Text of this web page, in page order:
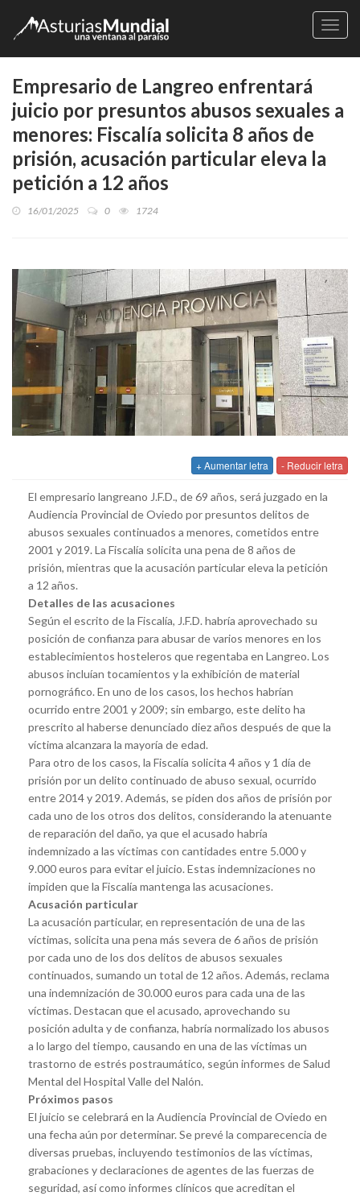
Empresario de Langreo enfrentará
juicio por presuntos abusos sexuales a
menores: Fiscalía solicita 8 años de
prisión, acusación particular eleva la
petición a 12 años
16/01/2025 0 1724
+ Aumentar letra - Reducir letra
El empresario langreano J.F.D., de 69 años, será juzgado en la
Audiencia Provincial de Oviedo por presuntos delitos de
abusos sexuales continuados a menores, cometidos entre
2001 y 2019. La Fiscalía solicita una pena de 8 años de
prisión, mientras que la acusación particular eleva la petición
a 12 años.
Detalles de las acusaciones
Según el escrito de la Fiscalía, J.F.D. habría aprovechado su
posición de confianza para abusar de varios menores en los
establecimientos hosteleros que regentaba en Langreo. Los
abusos incluían tocamientos y la exhibición de material
pornográfico. En uno de los casos, los hechos habrían
ocurrido entre 2001 y 2009; sin embargo, este delito ha
prescrito al haberse denunciado diez años después de que la
víctima alcanzara la mayoría de edad.
Para otro de los casos, la Fiscalía solicita 4 años y 1 día de
prisión por un delito continuado de abuso sexual, ocurrido
entre 2014 y 2019. Además, se piden dos años de prisión por
cada uno de los otros dos delitos, considerando la atenuante
de reparación del daño, ya que el acusado habría
indemnizado a las víctimas con cantidades entre 5.000 y
9.000 euros para evitar el juicio. Estas indemnizaciones no
impiden que la Fiscalía mantenga las acusaciones.
Acusación particular
La acusación particular, en representación de una de las
víctimas, solicita una pena más severa de 6 años de prisión
por cada uno de los dos delitos de abusos sexuales
continuados, sumando un total de 12 años. Además, reclama
una indemnización de 30.000 euros para cada una de las
víctimas. Destacan que el acusado, aprovechando su
posición adulta y de confianza, habría normalizado los abusos
a lo largo del tiempo, causando en una de las víctimas un
trastorno de estrés postraumático, según informes de Salud
Mental del Hospital Valle del Nalón.
Próximos pasos
El juicio se celebrará en la Audiencia Provincial de Oviedo en
una fecha aún por determinar. Se prevé la comparecencia de
diversas pruebas, incluyendo testimonios de las víctimas,
grabaciones y declaraciones de agentes de las fuerzas de
seguridad, así como informes clínicos que acreditan el